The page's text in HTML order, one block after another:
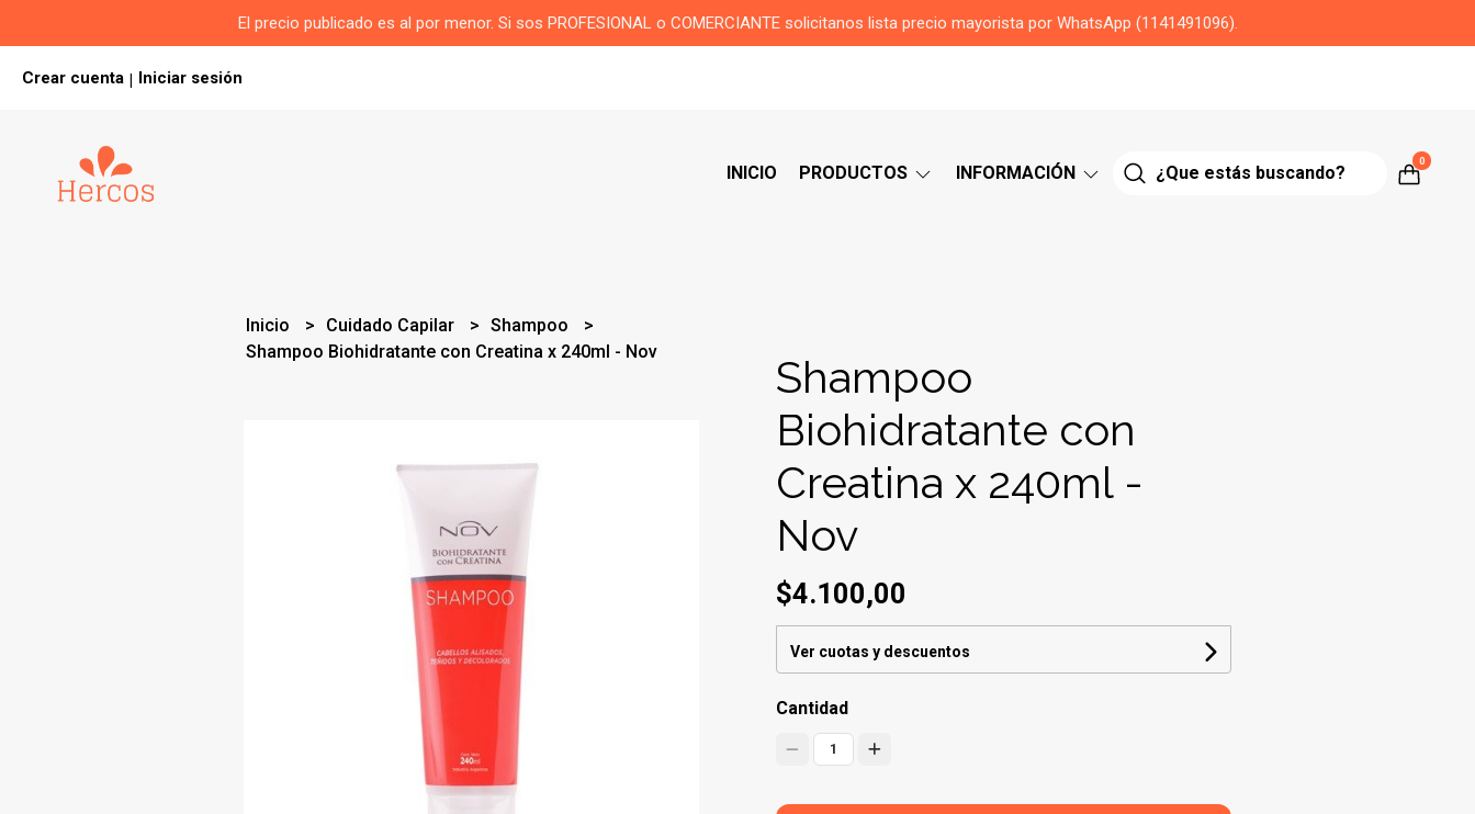
El precio publicado es al por menor. Si sos PROFESIONAL o COMERCIANTE solicitanos lista precio mayorista por WhatsApp (1141491096).
Crear cuenta | Iniciar sesión
INICIO PRODUCTOS INFORMACIÓN
0
Inicio Cuidado Capilar
Shampoo
Shampoo Biohidratante con Creatina x 240ml - Nov
Shampoo
Biohidratante con
Creatina x 240ml -
Nov
$4.100,00
Ver cuotas y descuentos
Cantidad
1